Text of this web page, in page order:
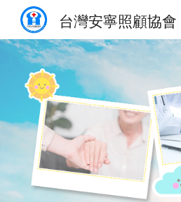
台灣安寧照顧協會